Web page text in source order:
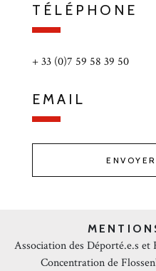
TÉLÉPHONE
+ 33 (0)7 59 58 39 50
EMAIL
Association des Déporté.e.s
Concentration de